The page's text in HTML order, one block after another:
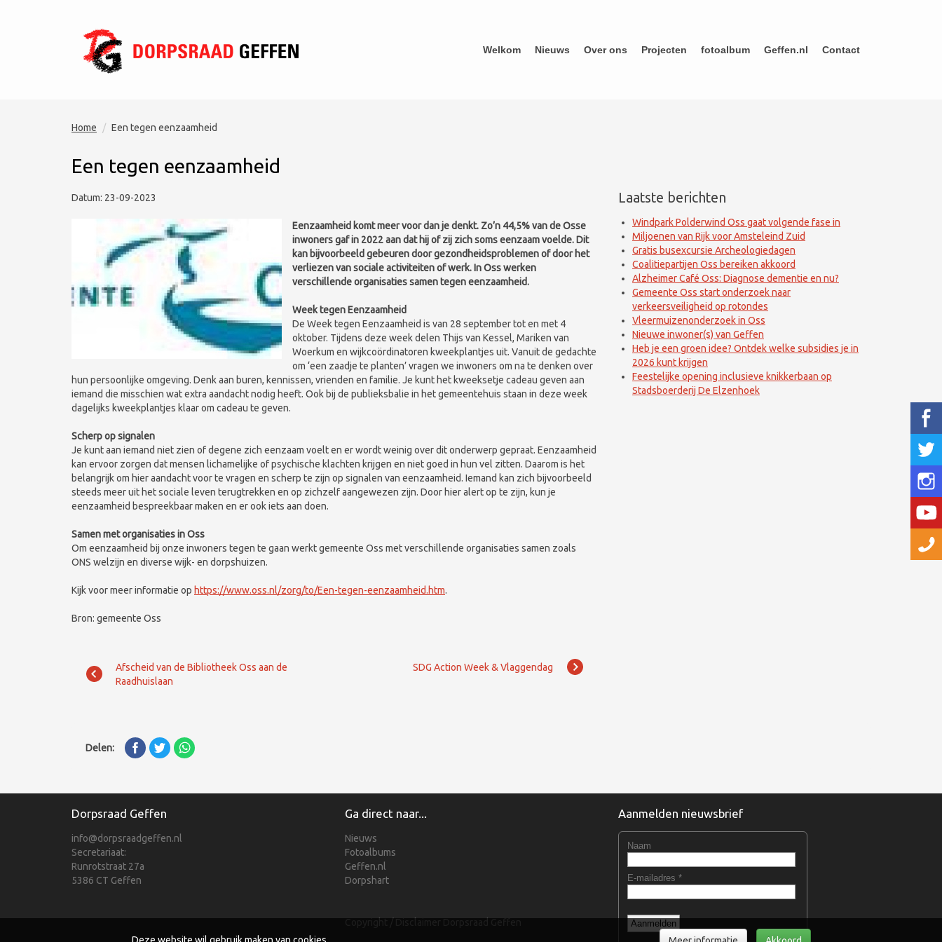
Welkom Nieuws Over ons Projecten fotoalbum Geffen.nl Contact
Home Een tegen eenzaamheid
Een tegen eenzaamheid
Datum: 23-09-2023
Eenzaamheid komt meer voor dan je denkt. Zo’n 44,5% van de Osse
inwoners gaf in 2022 aan dat hij of zij zich soms eenzaam voelde. Dit
kan bijvoorbeeld gebeuren door gezondheidsproblemen of door het
verliezen van sociale activiteiten of werk. In Oss werken
verschillende organisaties samen tegen eenzaamheid.
Week tegen Eenzaamheid
De Week tegen Eenzaamheid is van 28 september tot en met 4
oktober. Tijdens deze week delen Thijs van Kessel, Mariken van
Woerkum en wijkcoördinatoren kweekplantjes uit. Vanuit de gedachte
om ‘een zaadje te planten’ vragen we inwoners om na te denken over
hun persoonlijke omgeving. Denk aan buren, kennissen, vrienden en familie. Je kunt het kweeksetje cadeau geven aan
iemand die misschien wat extra aandacht nodig heeft. Ook bij de publieksbalie in het gemeentehuis staan in deze week
dagelijks kweekplantjes klaar om cadeau te geven.
Scherp op signalen
Je kunt aan iemand niet zien of degene zich eenzaam voelt en er wordt weinig over dit onderwerp gepraat. Eenzaamheid
kan ervoor zorgen dat mensen lichamelijke of psychische klachten krijgen en niet goed in hun vel zitten. Daarom is het
belangrijk om hier aandacht voor te vragen en scherp te zijn op signalen van eenzaamheid. Iemand kan zich bijvoorbeeld
steeds meer uit het sociale leven terugtrekken en op zichzelf aangewezen zijn. Door hier alert op te zijn, kun je
eenzaamheid bespreekbaar maken en er ook iets aan doen.
Samen met organisaties in Oss
Om eenzaamheid bij onze inwoners tegen te gaan werkt gemeente Oss met verschillende organisaties samen zoals
ONS welzijn en diverse wijk- en dorpshuizen.
Kijk voor meer informatie op https://www.oss.nl/zorg/to/Een-tegen-eenzaamheid.htm.
Bron: gemeente Oss
Afscheid van de Bibliotheek Oss aan de
Raadhuislaan
SDG Action Week & Vlaggendag
Laatste berichten
Windpark Polderwind Oss gaat volgende fase in
Miljoenen van Rijk voor Amsteleind Zuid
Gratis busexcursie Archeologiedagen
Coalitiepartijen Oss bereiken akkoord
Alzheimer Café Oss: Diagnose dementie en nu?
Gemeente Oss start onderzoek naar
verkeersveiligheid op rotondes
Vleermuizenonderzoek in Oss
Nieuwe inwoner(s) van Geffen
Heb je een groen idee? Ontdek welke subsidies je in
2026 kunt krijgen
Feestelijke opening inclusieve knikkerbaan op
Stadsboerderij De Elzenhoek
Delen:
Dorpsraad Geffen
info@dorpsraadgeffen.nl
Secretariaat:
Runrotstraat 27a
5386 CT Geffen
Ga direct naar...
Nieuws
Fotoalbums
Geffen.nl
Dorpshart
Aanmelden nieuwsbrief